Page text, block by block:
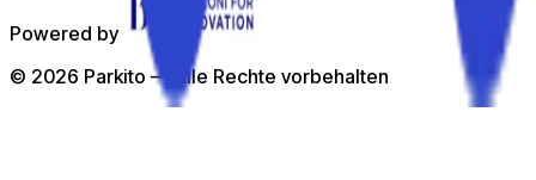
Powered by
© 2026 Parkito — Alle Rechte vorbehalten